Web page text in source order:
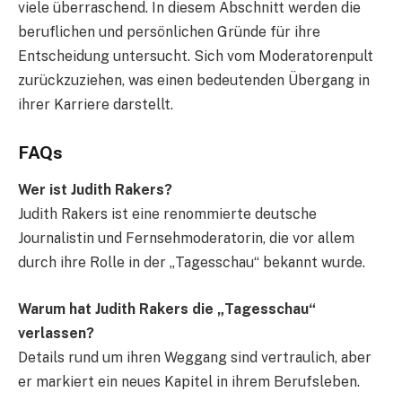
viele überraschend. In diesem Abschnitt werden die
beruflichen und persönlichen Gründe für ihre
Entscheidung untersucht. Sich vom Moderatorenpult
zurückzuziehen, was einen bedeutenden Übergang in
ihrer Karriere darstellt.
FAQs
Wer ist Judith Rakers?
Judith Rakers ist eine renommierte deutsche
Journalistin und Fernsehmoderatorin, die vor allem
durch ihre Rolle in der „Tagesschau“ bekannt wurde.
Warum hat Judith Rakers die „Tagesschau“
verlassen?
Details rund um ihren Weggang sind vertraulich, aber
er markiert ein neues Kapitel in ihrem Berufsleben.